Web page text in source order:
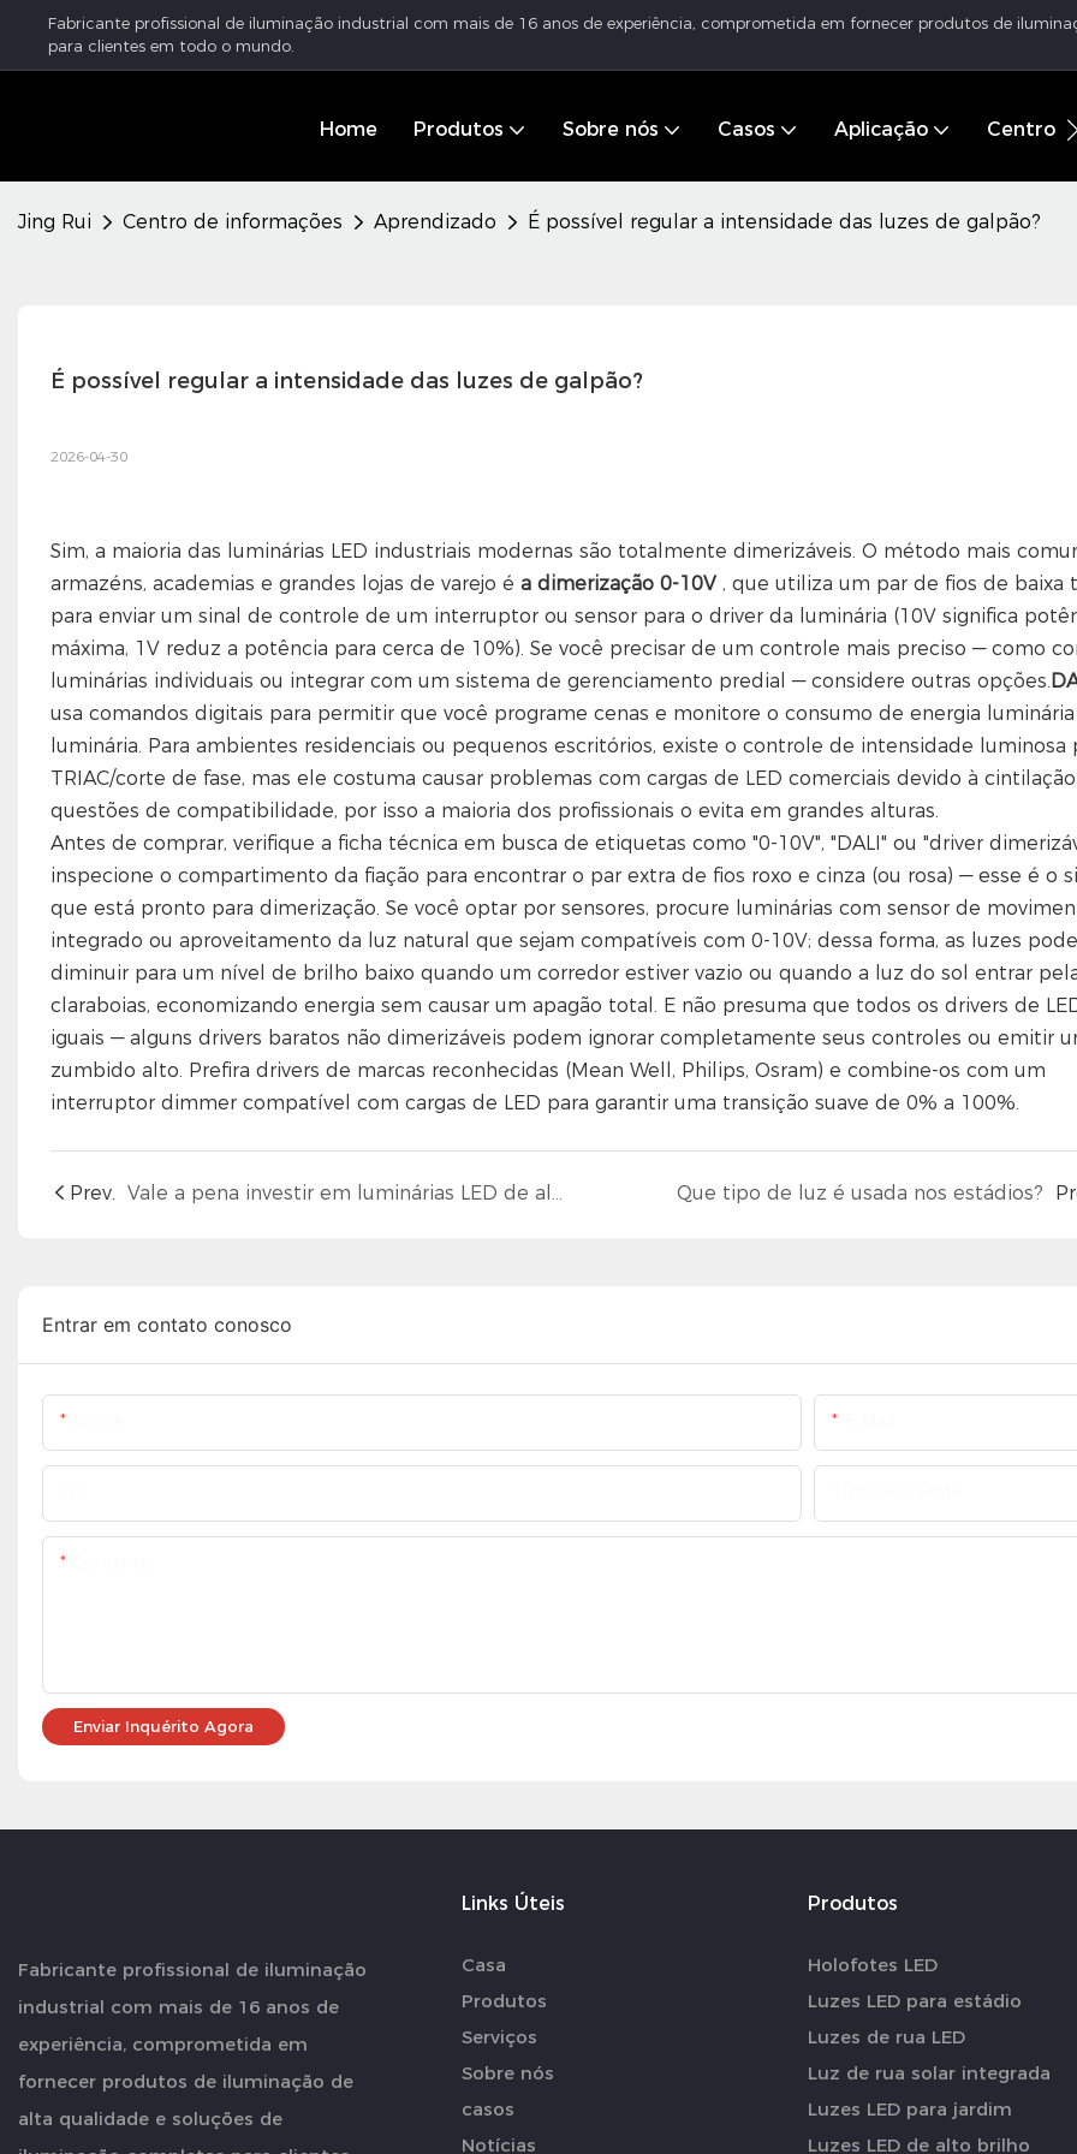
Fabricante profissional de iluminação industrial com mais de 16 anos de experiência, comprometida em fornecer produtos de
para clientes em todo o mundo.
Home Produtos Sobre nós Casos Aplicação Centro
Jing Rui Centro de informações Aprendizado É possível regular a intensidade das luzes de galpão?
É possível regular a intensidade das luzes de galpão?
2026-04-30
Sim, a maioria das luminárias LED industriais modernas são totalmente dimerizáveis. O método mais
armazéns, academias e grandes lojas de varejo é a dimerização 0-10V, que utiliza um par de fios de baixa
para enviar um sinal de controle de um interruptor ou sensor para o driver da luminária (10V significa
máxima, 1V reduz a potência para cerca de 10%). Se você precisar de um controle mais preciso — como
luminárias individuais ou integrar com um sistema de gerenciamento predial — considere outras opções.
usa comandos digitais para permitir que você programe cenas e monitore o consumo de energia
luminária. Para ambientes residenciais ou pequenos escritórios, existe o controle de intensidade luminosa
TRIAC/corte de fase, mas ele costuma causar problemas com cargas de LED comerciais devido à
questões de compatibilidade, por isso a maioria dos profissionais o evita em grandes alturas.
Antes de comprar, verifique a ficha técnica em busca de etiquetas como "0-10V", "DALI" ou "driver
inspecione o compartimento da fiação para encontrar o par extra de fios roxo e cinza (ou rosa) — esse é o
que está pronto para dimerização. Se você optar por sensores, procure luminárias com sensor de
integrado ou aproveitamento da luz natural que sejam compatíveis com 0-10V; dessa forma, as luzes
diminuir para um nível de brilho baixo quando um corredor estiver vazio ou quando a luz do sol entrar
claraboias, economizando energia sem causar um apagão total. E não presuma que todos os drivers de
iguais — alguns drivers baratos não dimerizáveis ​​podem ignorar completamente seus controles ou emitir
zumbido alto. Prefira drivers de marcas reconhecidas (Mean Well, Philips, Osram) e combine-os com um
interruptor dimmer compatível com cargas de LED para garantir uma transição suave de 0% a 100%.
Prev. Vale a pena investir em luminárias LED de alta potência? Que tipo de luz é usada nos estádios?
Entrar em contato conosco
Enviar Inquérito Agora
Fabricante profissional de iluminação
industrial com mais de 16 anos de
experiência, comprometida em
fornecer produtos de iluminação de
alta qualidade e soluções de
Links Úteis
Casa
Produtos
Serviços
Sobre nós
casos
Notícias
Produtos
Holofotes LED
Luzes LED para estádio
Luzes de rua LED
Luz de rua solar integrada
Luzes LED para jardim
Luzes LED de alto brilho